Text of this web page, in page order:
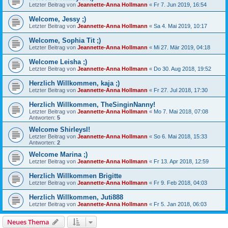
Letzter Beitrag von Jeannette-Anna Hollmann « Fr 7. Jun 2019, 16:54
Welcome, Jessy ;)
Letzter Beitrag von Jeannette-Anna Hollmann « Sa 4. Mai 2019, 10:17
Welcome, Sophia Tit ;)
Letzter Beitrag von Jeannette-Anna Hollmann « Mi 27. Mär 2019, 04:18
Welcome Leisha ;)
Letzter Beitrag von Jeannette-Anna Hollmann « Do 30. Aug 2018, 19:52
Herzlich Willkommen, kaja ;)
Letzter Beitrag von Jeannette-Anna Hollmann « Fr 27. Jul 2018, 17:30
Herzlich Willkommen, TheSinginNanny!
Letzter Beitrag von Jeannette-Anna Hollmann « Mo 7. Mai 2018, 07:08
Antworten: 5
Welcome Shirleysl!
Letzter Beitrag von Jeannette-Anna Hollmann « So 6. Mai 2018, 15:33
Antworten: 2
Welcome Marina ;)
Letzter Beitrag von Jeannette-Anna Hollmann « Fr 13. Apr 2018, 12:59
Herzlich Willkommen Brigitte
Letzter Beitrag von Jeannette-Anna Hollmann « Fr 9. Feb 2018, 04:03
Herzlich Willkommen, Juti888
Letzter Beitrag von Jeannette-Anna Hollmann « Fr 5. Jan 2018, 06:03
Neues Thema